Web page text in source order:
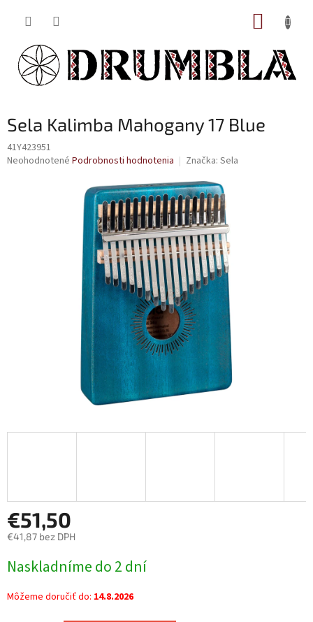
Sela Kalimba Mahogany 17 Blue
41Y423951
Priemerné
Neohodnotené Podrobnosti hodnotenia Značka: Sela
€51,50
€41,87 bez DPH
cena:
Naskladníme do 2 dní
Môžeme doručiť do: 14.8.2026